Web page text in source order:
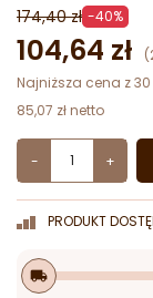
174,40 zł -40%
104,64 zł
Najniższa cena z
85,07 zł netto
- +
PRODUKT
local_shipping